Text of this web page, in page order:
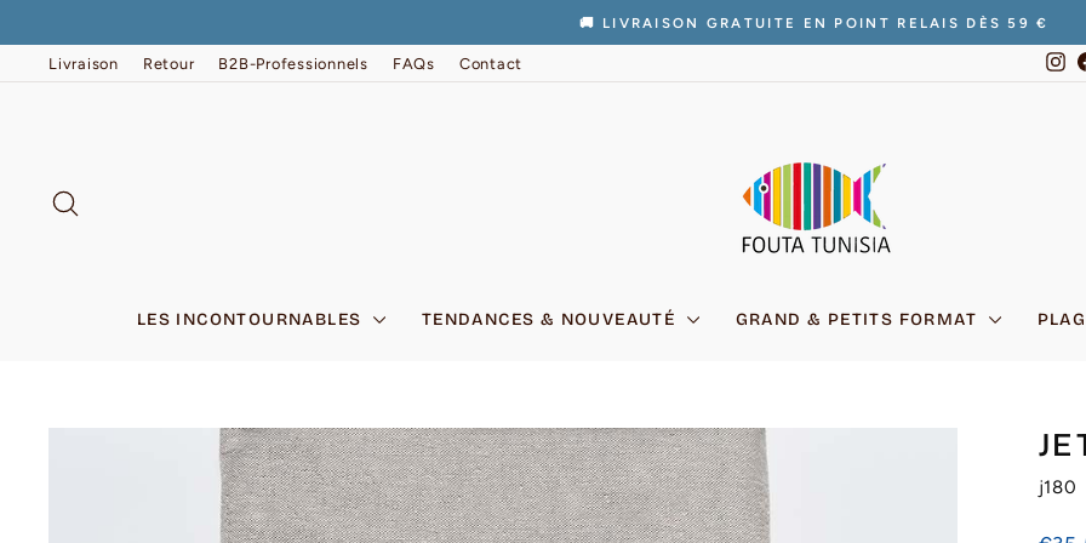
contenu
Diaporama
🚚 LIVRAISON GRATUITE EN POINT RELAIS DÈS 59 €
Livraison Retour B2B-Professionnels FAQs Contact
LES INCONTOURNABLES TENDANCES & NOUVEAUTÉ GRAND & PETITS FORMAT
j180